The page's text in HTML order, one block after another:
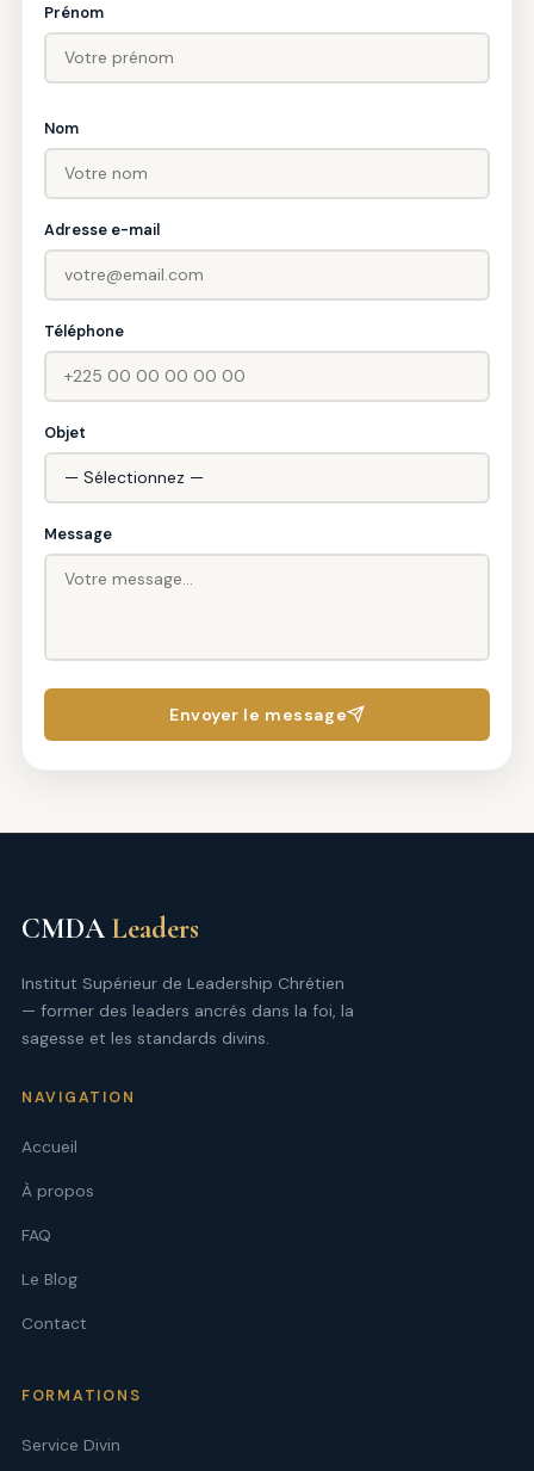
Prénom
Nom
Adresse e-mail
Téléphone
Objet
Message
Envoyer le message
CMDA Leaders
Institut Supérieur de Leadership Chrétien
— former des leaders ancrés dans la foi, la
sagesse et les standards divins.
NAVIGATION
Accueil
À propos
FAQ
Le Blog
Contact
FORMATIONS
Service Divin